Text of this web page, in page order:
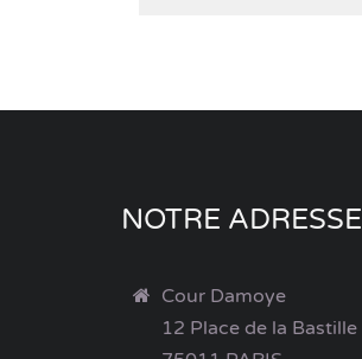
NOTRE ADRESSE
Cour Damoye
12 Place de la Bastille